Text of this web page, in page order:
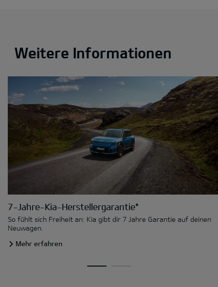
Weitere Informationen
7-Jahre-Kia-Herstellergarantie*
So fühlt sich Freiheit an: Kia gibt dir 7 Jahre Garantie auf deinen
Neuwagen.
Mehr erfahren